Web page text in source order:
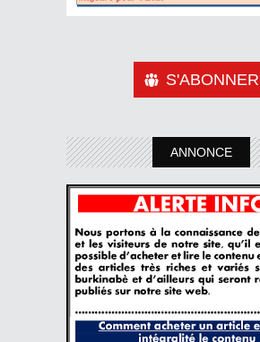
S'ABONNER
ANNONCE